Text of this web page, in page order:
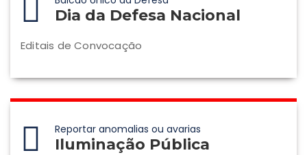
Dia da Defesa Nacional
Editais de Convocação
Reportar anomalias ou avarias
Iluminação Pública